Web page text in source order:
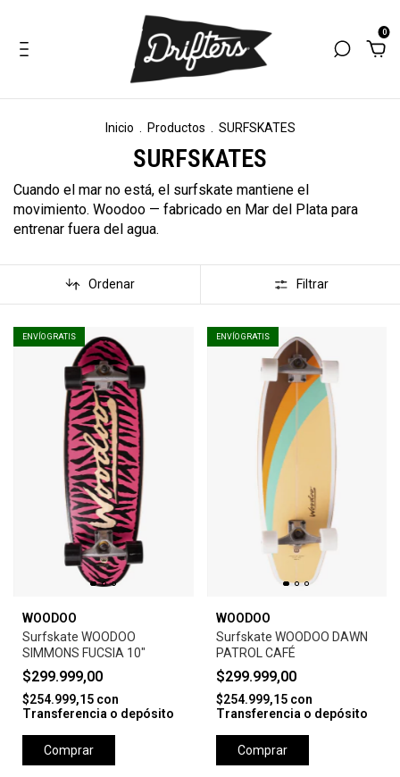
0
Inicio Productos SURFSKATES
SURFSKATES
Cuando el mar no está, el surfskate mantiene el
movimiento. Woodoo — fabricado en Mar del Plata para
entrenar fuera del agua.
Ordenar Filtrar
ENVÍO GRATIS
WOODOO
Surfskate WOODOO
SIMMONS FUCSIA 10"
$299.999,00
$254.999,15 con
Transferencia o depósito
Comprar
ENVÍO GRATIS
WOODOO
Surfskate WOODOO DAWN
PATROL CAFÉ
$299.999,00
$254.999,15 con
Transferencia o depósito
Comprar